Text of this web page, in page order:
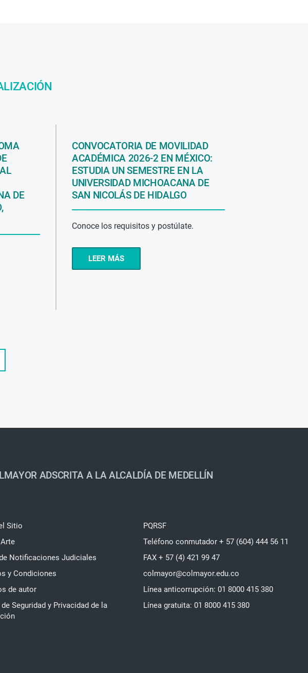
DE
CONVOCATORIA DE MOVILIDAD
ACADÉMICA 2026-2 EN MÉXICO:
ESTUDIA UN SEMESTRE EN LA
UNIVERSIDAD MICHOACANA DE
SAN NICOLÁS DE HIDALGO
Conoce los requisitos y postúlate.
LEER MÁS
ADSCRITA A LA ALCALDÍA DE MEDELLÍN
Sitio
Notificaciones Judiciales
y Condiciones
de autor
Seguridad y Privacidad de la
PQRSF
Teléfono conmutador + 57 (604) 444 56 11
FAX + 57 (4) 421 99 47
colmayor@colmayor.edu.co
Línea anticorrupción: 01 8000 415 380
Línea gratuita: 01 8000 415 380